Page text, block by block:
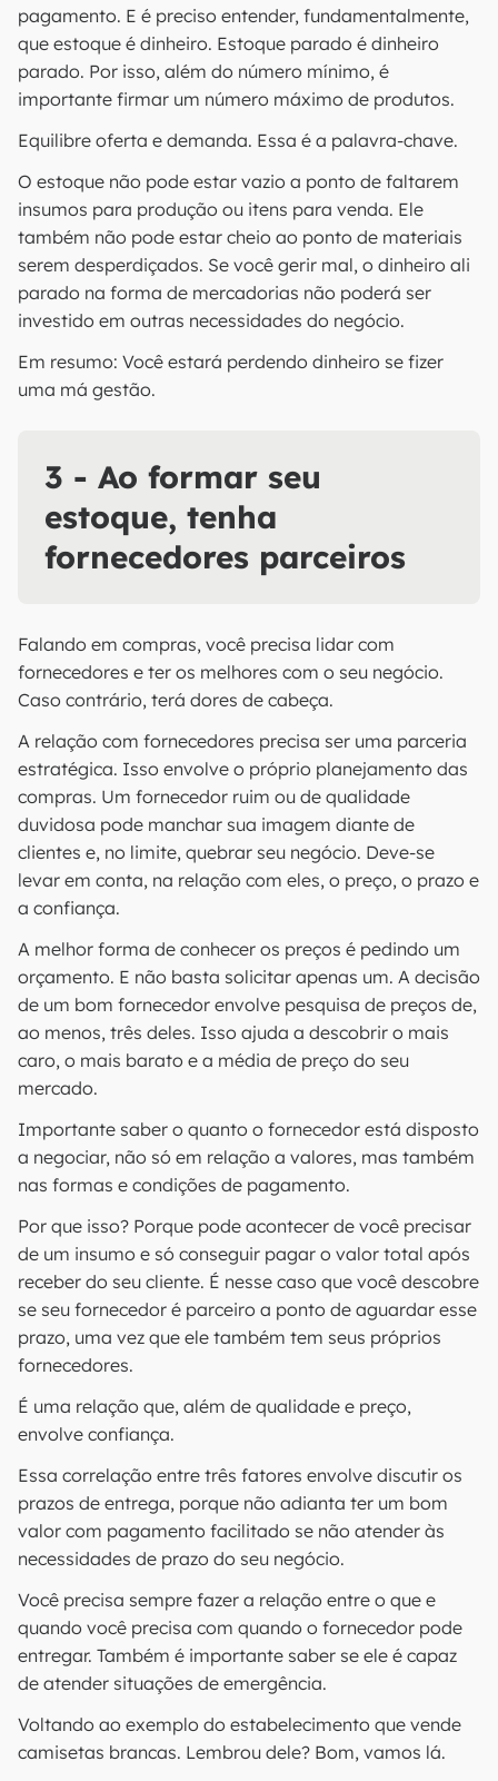
pagamento. E é preciso entender, fundamentalmente,
que estoque é dinheiro. Estoque parado é dinheiro
parado. Por isso, além do número mínimo, é
importante firmar um número máximo de produtos.
Equilibre oferta e demanda. Essa é a palavra-chave.
O estoque não pode estar vazio a ponto de faltarem
insumos para produção ou itens para venda. Ele
também não pode estar cheio ao ponto de materiais
serem desperdiçados. Se você gerir mal, o dinheiro ali
parado na forma de mercadorias não poderá ser
investido em outras necessidades do negócio.
Em resumo: Você estará perdendo dinheiro se fizer
uma má gestão.
3 - Ao formar seu
estoque, tenha
fornecedores parceiros
Falando em compras, você precisa lidar com
fornecedores e ter os melhores com o seu negócio.
Caso contrário, terá dores de cabeça.
A relação com fornecedores precisa ser uma parceria
estratégica. Isso envolve o próprio planejamento das
compras. Um fornecedor ruim ou de qualidade
duvidosa pode manchar sua imagem diante de
clientes e, no limite, quebrar seu negócio. Deve-se
levar em conta, na relação com eles, o preço, o prazo e
a confiança.
A melhor forma de conhecer os preços é pedindo um
orçamento. E não basta solicitar apenas um. A decisão
de um bom fornecedor envolve pesquisa de preços de,
ao menos, três deles. Isso ajuda a descobrir o mais
caro, o mais barato e a média de preço do seu
mercado.
Importante saber o quanto o fornecedor está disposto
a negociar, não só em relação a valores, mas também
nas formas e condições de pagamento.
Por que isso? Porque pode acontecer de você precisar
de um insumo e só conseguir pagar o valor total após
receber do seu cliente. É nesse caso que você descobre
se seu fornecedor é parceiro a ponto de aguardar esse
prazo, uma vez que ele também tem seus próprios
fornecedores.
É uma relação que, além de qualidade e preço,
envolve confiança.
Essa correlação entre três fatores envolve discutir os
prazos de entrega, porque não adianta ter um bom
valor com pagamento facilitado se não atender às
necessidades de prazo do seu negócio.
Você precisa sempre fazer a relação entre o que e
quando você precisa com quando o fornecedor pode
entregar. Também é importante saber se ele é capaz
de atender situações de emergência.
Voltando ao exemplo do estabelecimento que vende
camisetas brancas. Lembrou dele? Bom, vamos lá.